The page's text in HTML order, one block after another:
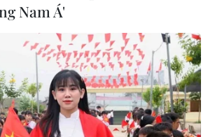
Thu Thảo
Nam Á'